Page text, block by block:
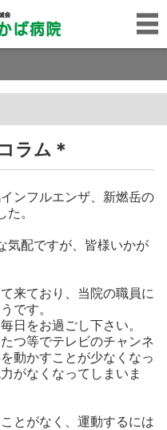
ラム＊
ンフルエンザ、新燃岳の
。
気配ですが、皆様いかが
来ており、当院の職員に
です。
日をお過ごし下さい。
つ等でテレビのチャンネ
動かすことが少なくなっ
がなくなってしまいま
とがなく、運動するには